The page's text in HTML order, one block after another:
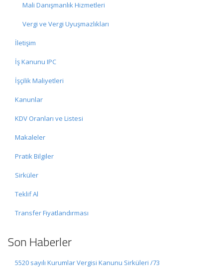
Mali Danışmanlık Hizmetleri
Vergi ve Vergi Uyuşmazlıkları
İletişim
İş Kanunu IPC
İşçilik Maliyetleri
Kanunlar
KDV Oranları ve Listesi
Makaleler
Pratik Bilgiler
Sirküler
Teklif Al
Transfer Fiyatlandırması
Son Haberler
5520 sayılı Kurumlar Vergisi Kanunu Sirküleri /73